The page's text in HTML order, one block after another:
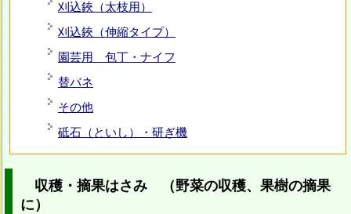
刈込鋏（太枝用）
刈込鋏（伸縮タイプ）
園芸用 包丁・ナイフ
替バネ
その他
砥石（といし）・研ぎ機
収穫・摘果はさみ （野菜の収穫、果樹の摘果
に）